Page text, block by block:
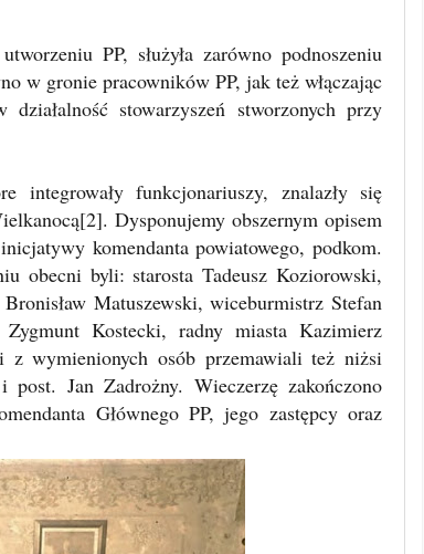
PP, służyła zarówno podnoszeniu
w gronie pracowników PP, jak też włączając
stowarzyszeń stworzonych przy
integrowały funkcjonariuszy, znalazły się
Dysponujemy obszernym opisem
komendanta powiatowego, podkom.
obecni byli: starosta Tadeusz Koziorowski,
Matuszewski, wiceburmistrz Stefan
Zygmunt Kostecki, radny miasta Kazimierz
wymienionych osób przemawiali też niżsi
Jan Zadrożny. Wieczerzę zakończono
Głównego PP, jego zastępcy oraz